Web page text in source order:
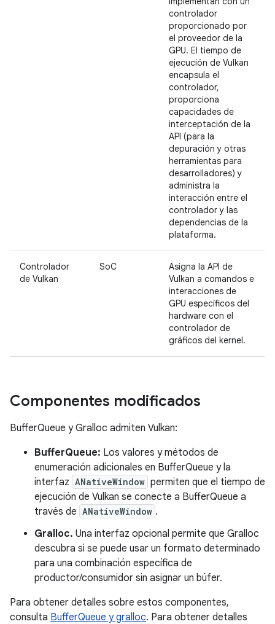
controlador
proporcionado por
el proveedor de la
GPU. El tiempo de
ejecución de Vulkan
encapsula el
controlador,
proporciona
capacidades de
interceptación de la
API (para la
depuración y otras
herramientas para
desarrolladores) y
administra la
interacción entre el
controlador y las
dependencias de la
plataforma.
Controlador
de Vulkan
SoC
Asigna la API de
Vulkan a comandos e
interacciones de
GPU específicos del
hardware con el
controlador de
gráficos del kernel.
Componentes modificados
BufferQueue y Gralloc admiten Vulkan:
BufferQueue: Los valores y métodos de
enumeración adicionales en BufferQueue y la
interfaz ANativeWindow permiten que el tiempo de
ejecución de Vulkan se conecte a BufferQueue a
través de ANativeWindow .
Gralloc. Una interfaz opcional permite que Gralloc
descubra si se puede usar un formato determinado
para una combinación específica de
productor/consumidor sin asignar un búfer.
Para obtener detalles sobre estos componentes,
consulta BufferQueue y gralloc. Para obtener detalles